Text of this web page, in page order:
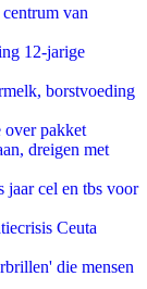
van
12-jarige
borstvoeding
over pakket
dreigen met
jaar cel en tbs voor
Ceuta
die mensen